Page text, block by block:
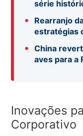
série
•
Rearranjo
estratégias
•
China
aves para a
Inovações
Corporativo